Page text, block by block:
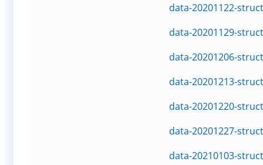
data-20201122-
data-20201129-
data-20201206-
data-20201213-
data-20201220-
data-20201227-
data-20210103-